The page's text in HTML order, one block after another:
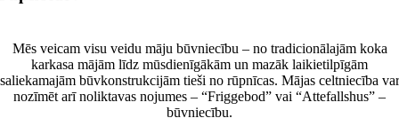
Mēs veicam visu veidu māju būvniecību – no tradicionālajām koka
karkasa mājām līdz mūsdienīgākām un mazāk laikietilpīgām
saliekamajām būvkonstrukcijām tieši no rūpnīcas. Mājas celtniecība var
nozīmēt arī noliktavas nojumes – “Friggebod” vai “Attefallshus” –
būvniecību.